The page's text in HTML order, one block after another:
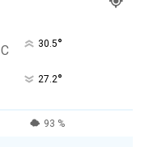
C 30.5°
27.2°
93 %